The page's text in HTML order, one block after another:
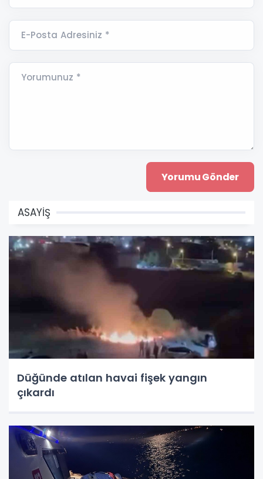
E-Posta Adresiniz *
Yorumunuz *
ASAYİŞ
Düğünde atılan havai fişek yangın
çıkardı